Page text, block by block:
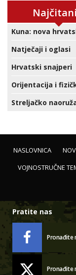
Kuna: nova
Natječaji i oglasi
Hrvatski snajperi
Orijentacija i
Streljačko
NASLOVNICA
VOJNOSTRUČNE
Pratite nas
Pronađite
Pronađite